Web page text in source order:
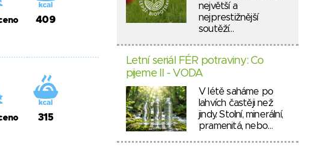
409
315
největší a
nejprestižnější
soutěží…
Letní seriál FÉR potraviny: Co
pijeme II - VODA
V létě saháme po
lahvích častěji než
jindy. Stolní, minerální,
pramenitá, nebo…